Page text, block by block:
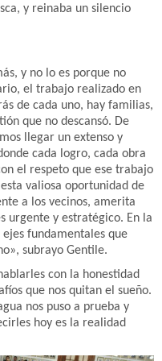
y reinaba un silencio
y no lo es porque no
el trabajo realizado en
de cada uno, hay familias,
que no descansó. De
llegar un extenso y
cada logro, cada obra
el respeto que ese trabajo
valiosa oportunidad de
a los vecinos, amerita
urgente y estratégico. En la
fundamentales que
subrayo Gentile.
con la honestidad
que nos quitan el sueño.
nos puso a prueba y
hoy es la realidad